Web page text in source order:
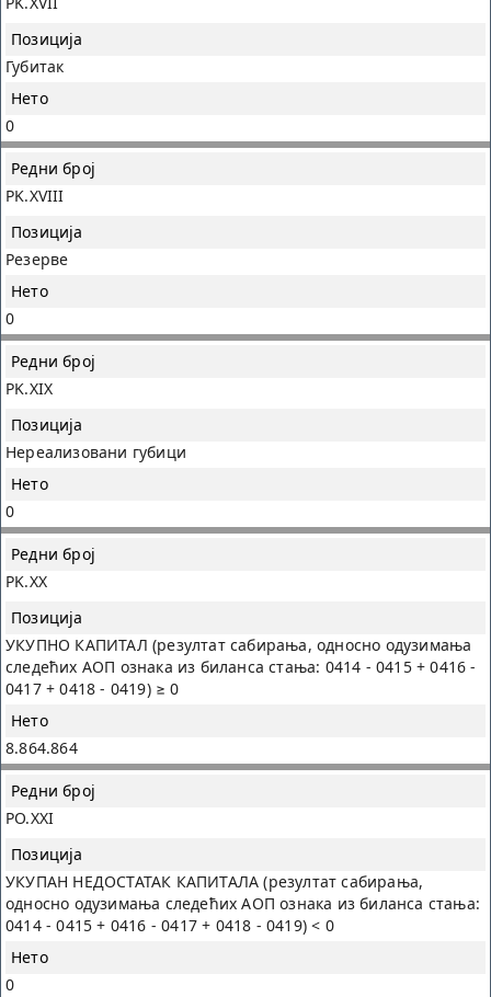
Губитак
0
PK.XVIII
Резерве
0
PK.XIX
Нереализовани губици
0
PK.XX
УКУПНО КАПИТАЛ (резултат сабирања, односно одузимања
следећих AOП ознака из биланса стања: 0414 - 0415 + 0416 -
0417 + 0418 - 0419) ≥ 0
8.864.864
PO.XXI
УКУПАН НЕДОСТАТАК КАПИТАЛА (резултат сабирања,
односно одузимања следећих AOП ознака из биланса стања:
0414 - 0415 + 0416 - 0417 + 0418 - 0419) < 0
0